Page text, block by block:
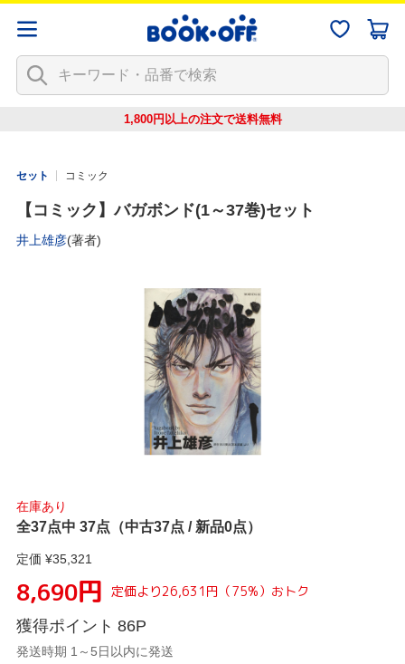
1,800円以上の注文で送料無料
セット コミック
【コミック】バガボンド(1～37巻)セット
井上雄彦(著者)
在庫あり
全37点中 37点（中古37点 / 新品0点）
定価 ¥35,321
8,690円 定価より26,631 円 （75%） おトク
獲得ポイント 86P
発送時期 1～5日以内に発送